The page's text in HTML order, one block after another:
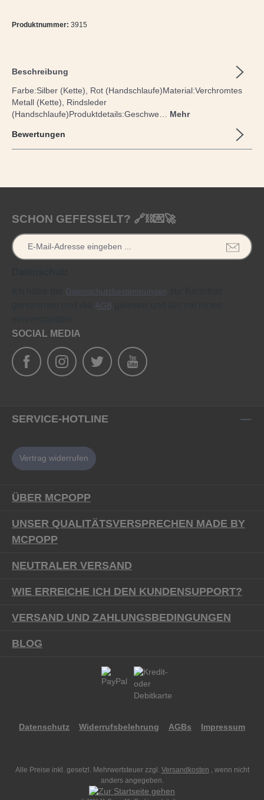
Produktnummer: 3915
Beschreibung
Farbe:Silber (Kette), Rot (Handschlaufe)Material:Verchromtes
Metall (Kette), Rindsleder
(Handschlaufe)Produktdetails:Geschwe… Mehr
Bewertungen
SCHON GEFESSELT? 🔗⛓️💌🚀
Datenschutzbestimmungen
AGB
SOCIAL MEDIA
SERVICE-HOTLINE
Vertrag widerrufen
ÜBER MCPOPP
UNSER QUALITÄTSVERSPRECHEN MADE BY
MCPOPP
NEUTRALER VERSAND
WIE ERREICHE ICH DEN KUNDENSUPPORT?
VERSAND UND ZAHLUNGSBEDINGUNGEN
BLOG
Datenschutz Widerrufsbelehrung AGBs Impressum
Alle Preise inkl. gesetzl. Mehrwertsteuer zzgl. Versandkosten , wenn nicht
anders angegeben.